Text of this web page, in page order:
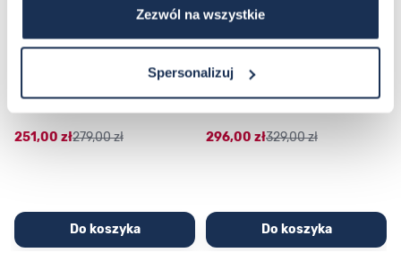
Zezwól na wszystkie
Spersonalizuj
CASIO Sport AE-1200WHD-
03362600
251,00 zł279,00 zł
Do koszyka
Casio Sport AQ-230GA-
9DMQYES
03311457
296,00 zł329,00 zł
Do koszyka